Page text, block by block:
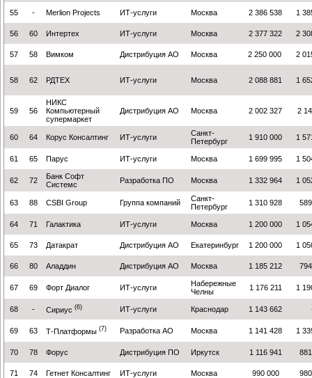
55 - Merlion Projects ИТ-услуги Москва 2 386 538 1
56 60 Интертех ИТ-услуги Москва 2 377 322 2
57 58 Вимком Дистрибуция АО Москва 2 250 000 2
58 62 РДТЕХ ИТ-услуги Москва 2 088 881 1
59 56
НИКС
Компьютерный
супермаркет
Дистрибуция АО Москва 2 002 327 2
60 64 Корус Консалтинг ИТ-услуги
Санкт-
Петербург
1 910 000 1
61 65 Парус ИТ-услуги Москва 1 699 995 1
62 72
Банк Софт
Системс
Разработка ПО Москва 1 332 964 1
63 88 СSBI Group Группа компаний
Санкт-
Петербург
1 310 928
64 71 Галактика ИТ-услуги Москва 1 200 000 1
65 73 Датакрат Дистрибуция АО Екатеринбург 1 200 000 1
66 80 Аладдин Дистрибуция АО Москва 1 185 212
67 69 Форт Диалог ИТ-услуги
Набережные
Челны
1 176 211 1
68 - Сириус (6) ИТ-услуги Краснодар 1 143 662
69 63 Т-Платформы (7) Разработка АО Москва 1 141 428 1
70 78 Форус Дистрибуция ПО Иркутск 1 116 941
71 74 Гетнет Консалтинг ИТ-услуги Москва 990 000